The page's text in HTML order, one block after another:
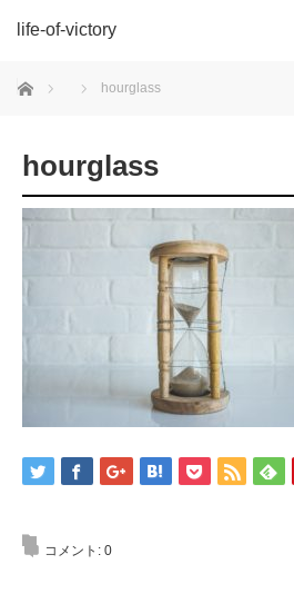
life-of-victory
ホーム hourglass
hourglass
コメント: 0